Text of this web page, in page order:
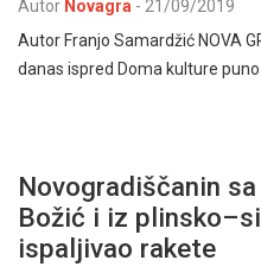
Autor Novagra - 21/09/2019
Autor Franjo Samardžić NOVA
danas ispred Doma kulture
Novogradiščanin
Božić i iz
ispaljivao rakete